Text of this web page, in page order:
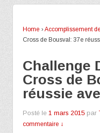
Home › Accomplissement
Cross de Bousval: 37e
Challenge
Cross de
réussie
Posté le 1 mars 2015 par
commentaire ↓